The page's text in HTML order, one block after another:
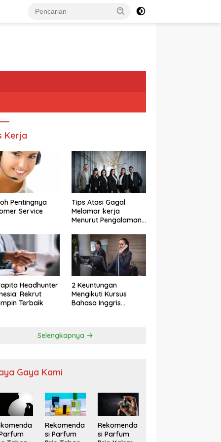
Kerja
Pentingnya
Service
Tips Atasi Gagal
Melamar kerja
Menurut Pengalaman
Headhunter
Rekrut
Terbaik
2 Keuntungan
Mengikuti Kursus
Bahasa Inggris
Selengkapnya
Gaya Kami
Rekomenda
si Parfum
Rekomenda
si Parfum